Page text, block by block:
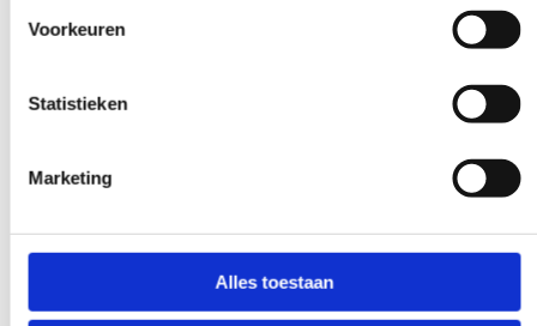
Voorkeuren
Statistieken
Marketing
Alles toestaan
E klachtenengeschillen@dokh.nl
Boekhoudkundig medewerker
E tkloos@dokh.nl
Huisarts en medisch expertiseur
Ejkoehoorn@dokh.nl